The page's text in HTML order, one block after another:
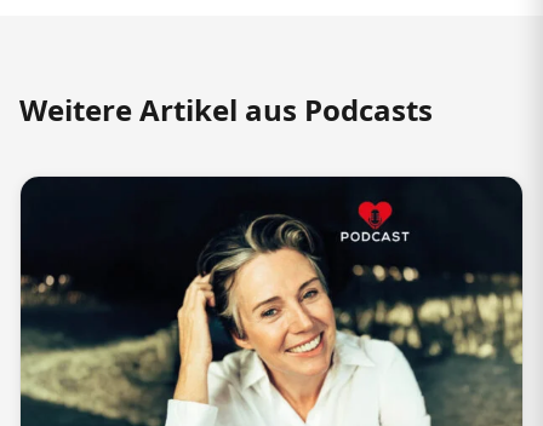
Weitere Artikel aus Podcasts